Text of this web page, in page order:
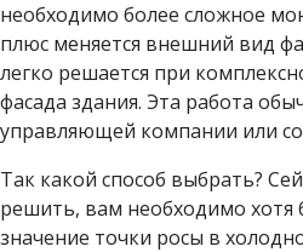
необходимо более сложное
плюс меняется внешний вид
легко решается при
фасада здания. Эта работа
управляющей компании или
Так какой способ выбрать?
решить, вам необходимо хотя
значение точки росы в